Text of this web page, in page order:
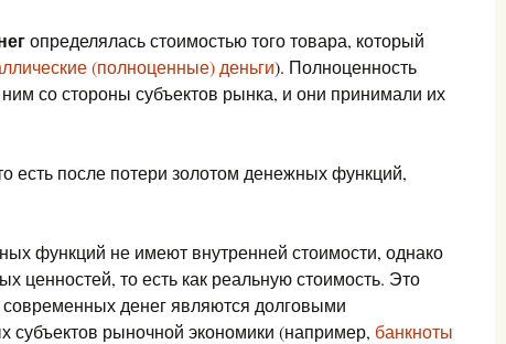
определялась стоимостью того товара, который
(полноценные) деньги). Полноценность
со стороны субъектов рынка, и они принимали их
есть после потери золотом денежных функций,
функций не имеют внутренней стоимости, однако
ценностей, то есть как реальную стоимость. Это
денег являются долговыми
субъектов рыночной экономики (например, банкноты